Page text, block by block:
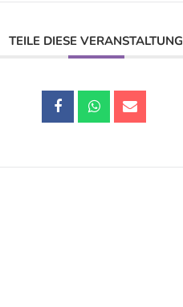
TEILE DIESE VERANSTALTUNG